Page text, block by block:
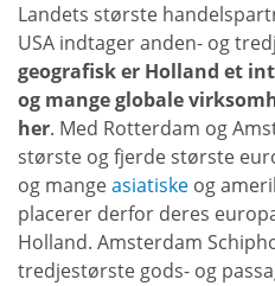
Landets største
USA indtager anden- og
geografisk er Holland et
og mange globale
her. Med Rotterdam og
største og fjerde største
og mangeasiatiske og
placerer derfor deres
Holland. Amsterdam
tredjestørste gods- og